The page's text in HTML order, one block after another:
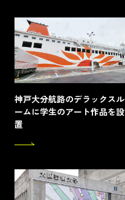
神戸大分航路のデラックスル
ームに学生のアート作品を設
置